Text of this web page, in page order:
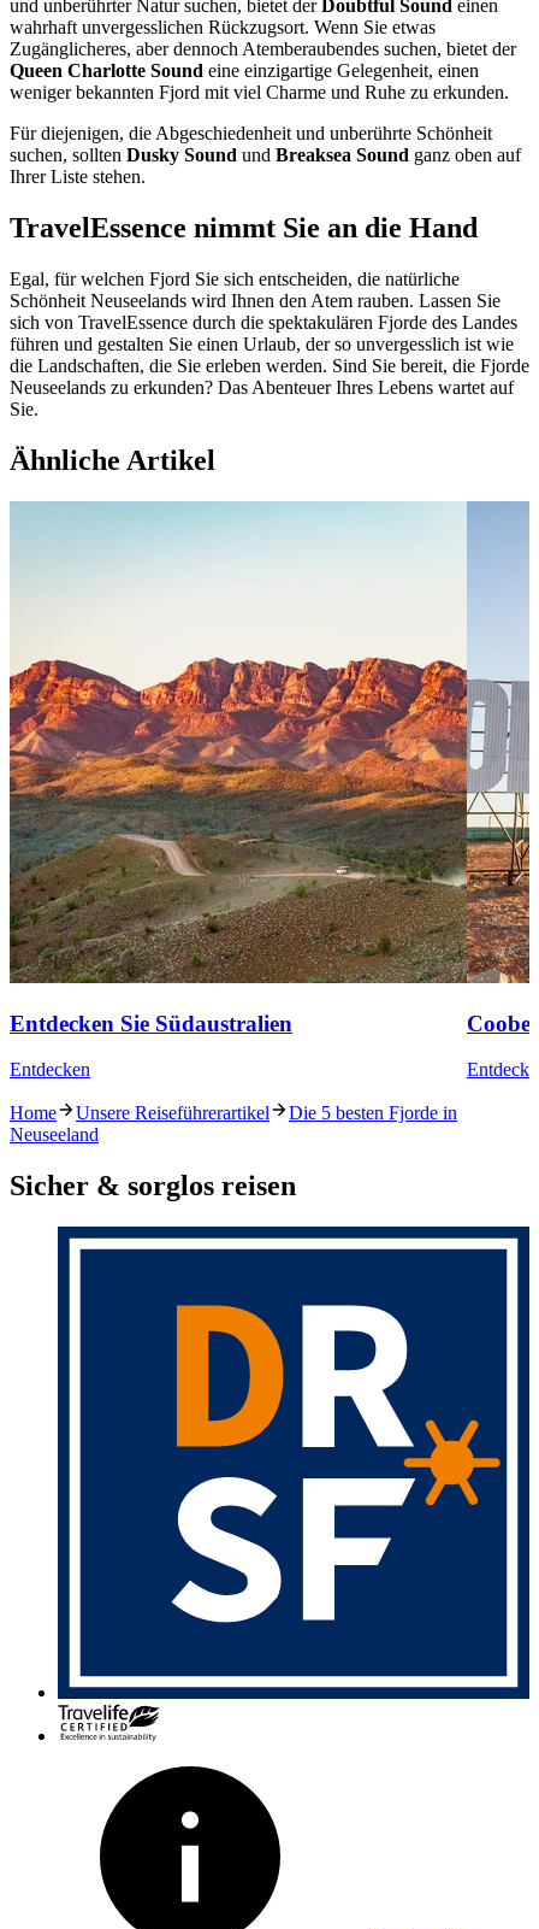
und unberührter Natur suchen, bietet der Doubtful Sound einen
wahrhaft unvergesslichen Rückzugsort. Wenn Sie etwas
Zugänglicheres, aber dennoch Atemberaubendes suchen, bietet der
Queen Charlotte Sound eine einzigartige Gelegenheit, einen
weniger bekannten Fjord mit viel Charme und Ruhe zu erkunden.
Für diejenigen, die Abgeschiedenheit und unberührte Schönheit
suchen, sollten Dusky Sound und Breaksea Sound ganz oben auf
Ihrer Liste stehen.
TravelEssence nimmt Sie an die Hand
Egal, für welchen Fjord Sie sich entscheiden, die natürliche
Schönheit Neuseelands wird Ihnen den Atem rauben. Lassen Sie
sich von TravelEssence durch die spektakulären Fjorde des Landes
führen und gestalten Sie einen Urlaub, der so unvergesslich ist wie
die Landschaften, die Sie erleben werden. Sind Sie bereit, die Fjorde
Neuseelands zu erkunden? Das Abenteuer Ihres Lebens wartet auf
Sie.
Ähnliche Artikel
Entdecken Sie Südaustralien
Entdecken
Home Unsere Reiseführerartikel
Die 5 besten Fjorde in
Neuseeland
Sicher & sorglos reisen